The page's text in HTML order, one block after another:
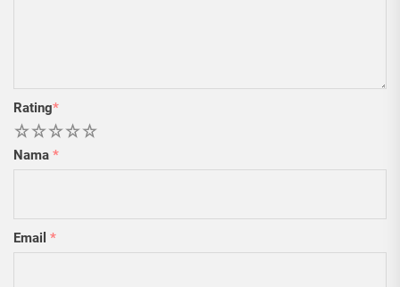
Rating*
5
4
3
2
Nama *
Email *